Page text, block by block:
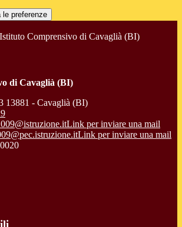
le preferenze
Istituto Comprensivo di Cavaglià (BI)
di Cavaglià (BI)
13881 - Cavaglià (BI)
Link per inviare una mail
Link per inviare una mail